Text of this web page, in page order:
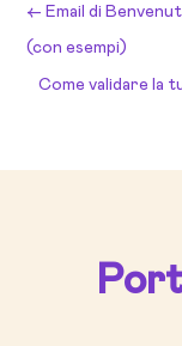
← Email di
(con esempi)
Come validare la